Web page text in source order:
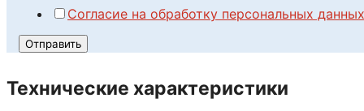
Согласие на обработку персональных данных
Отправить
Технические характеристики